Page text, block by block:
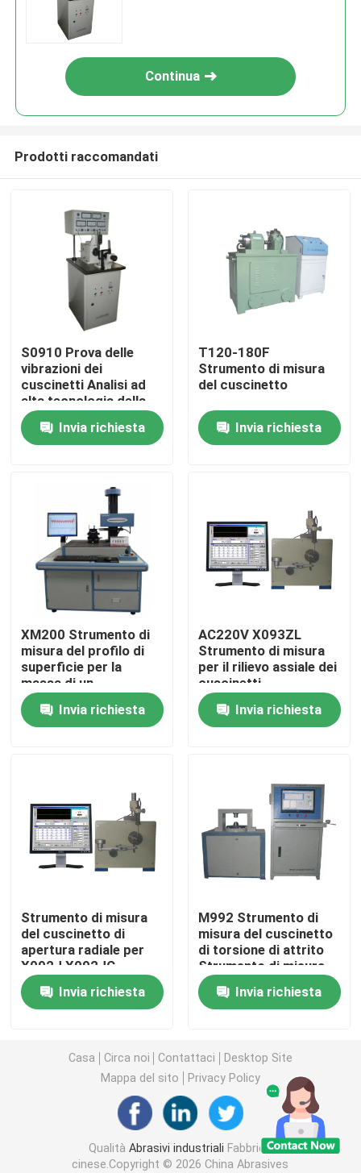
Casa.
Prodotti
Video
Visita alla fabbrica
Controllo della qualità
Contattaci
Chiedi un preventivo
Abrasivi rivestiti
Abrasivi legati
Inserzioni del carburo
Abrasivi a legame con resina
Abrasivi legati al metallo
Strumento di misura dei cuscinetti
Abrasivi con legame vitrificato
Continua
Prodotti raccomandati
S0910 Prova delle
vibrazioni dei
cuscinetti Analisi ad
alta tecnologia della
velocità
Invia richiesta
T120-180F
Strumento di misura
del cuscinetto
Invia richiesta
XM200 Strumento di
misura del profilo di
superficie per la
massa di un
cuscinetto a sfera
Invia richiesta
AC220V X093ZL
Strumento di misura
per il rilievo assiale dei
cuscinetti
Invia richiesta
Strumento di misura
del cuscinetto di
apertura radiale per
X092J X092JC
Invia richiesta
M992 Strumento di
misura del cuscinetto
di torsione di attrito
Strumento di misura
del cuscinetto
Invia richiesta
Casa Circa noi Contattaci
Desktop Site
Mappa del sito
Privacy Policy
QualitàAbrasivi industriali Fabbrica
cinese.Copyright © 2026 China Abrasives